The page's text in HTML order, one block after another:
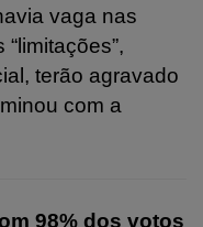
vaga nas
terão agravado
com a
98% dos votos